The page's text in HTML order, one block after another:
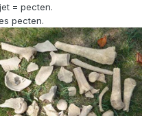
= pecten.
pecten.